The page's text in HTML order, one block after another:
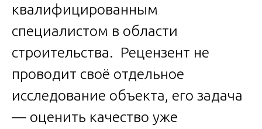
квалифицированным
специалистом в области
строительства. Рецензент не
проводит своё отдельное
исследование объекта, его задача
— оценить качество уже